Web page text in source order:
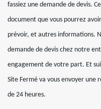
fassiez une demande de devis.
document que vous pourrez
prévoir, et autres informations.
demande de devis chez notre
engagement de votre part. Et
Site Fermé va vous envoyer
de 24 heures.